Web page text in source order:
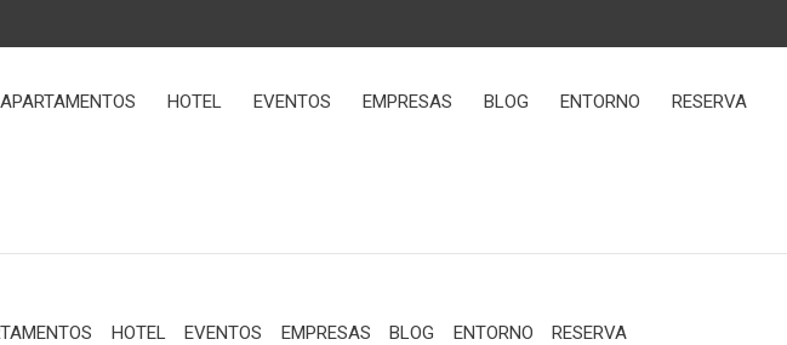
APARTAMENTOS HOTEL EVENTOS EMPRESAS BLOG ENTORNO RESERVA
HOTEL EVENTOS EMPRESAS BLOG ENTORNO RESERVA